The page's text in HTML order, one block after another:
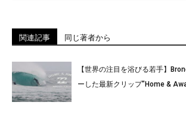
関連記事 同じ著者から
【世界の注目を浴びる若手】
ーした最新クリップ”Home &